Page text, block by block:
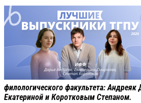
филологического факультета:
Екатериной и Коротковым Степаном.